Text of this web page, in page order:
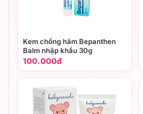
Kem chống hăm Bepanthen
Balm nhập khẩu 30g
100.000đ